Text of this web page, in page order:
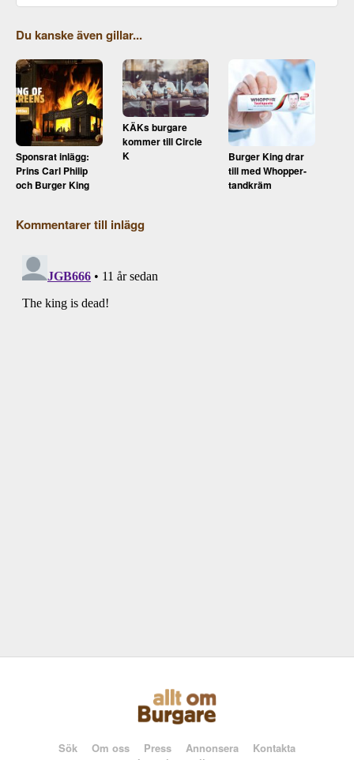
Du kanske även gillar...
Sponsrat inlägg:
Prins Carl Philip
och Burger King
KÄKs burgare
kommer till Circle
K
Burger King drar
till med Whopper-
tandkräm
Kommentarer till inlägg
Sök Om oss Press Annonsera
Kontakta